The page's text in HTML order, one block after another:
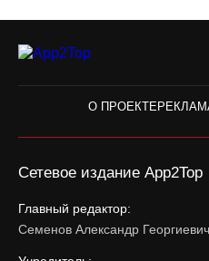
О ПРОЕКТЕ
Сетевое издание App2Top
Главный редактор:
Семенов Александр Георгиевич